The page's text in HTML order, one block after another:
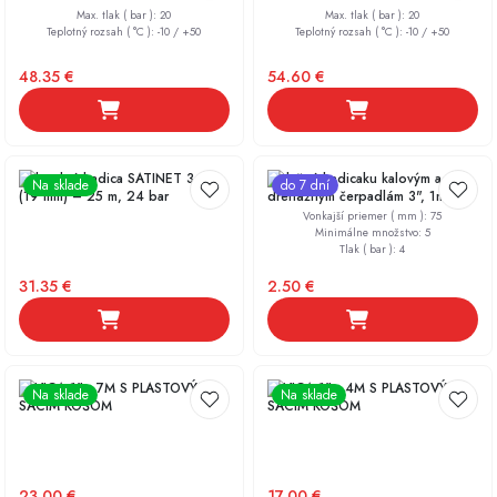
Max. tlak ( bar ):20
Teplotný rozsah ( °C ):-10 / +50
48.35 €
Max. tlak ( bar ):20
Teplotný rozsah ( °C ):-10 / +50
54.60€
Na sklade
Záhradná hadica SATINET 3/4"
(19 mm) – 25 m, 24 bar
31.35 €
do 7 dní
Výtlačná hadicaku kalovým a
drenážnym čerpadlám 3", 1m
Vonkajší priemer ( mm ):75
Minimálne množstvo: 5
Tlak ( bar ):4
2.50€
Na sklade
SAVICA 1" - 7M S PLASTOVÝM
SACÍM KOŠOM
Na sklade
SAVICA 1" - 4M S PLASTOVÝM
SACÍM KOŠOM